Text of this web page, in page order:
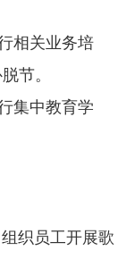
相关业务培
节。
集中教育学
织员工开展歌